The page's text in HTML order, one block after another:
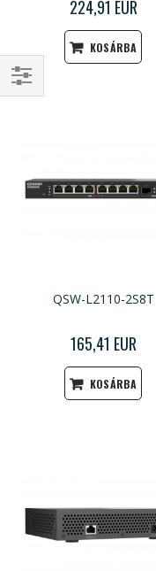
224,91 EUR
KOSÁRBA
QSW-L2110-2S8T
165,41 EUR
KOSÁRBA
Szűrés